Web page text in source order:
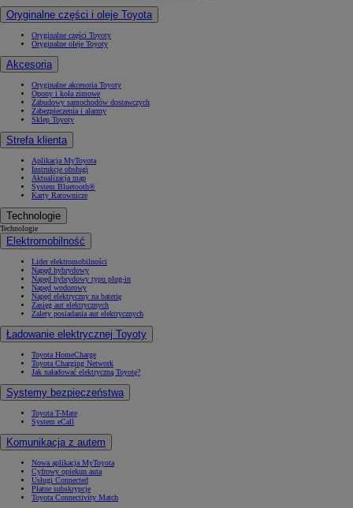
Oryginalne części i oleje Toyota
Oryginalne części Toyoty
Oryginalne oleje Toyoty
Akcesoria
Oryginalne akcesoria Toyoty
Opony i koła zimowe
Zabudowy samochodów dostawczych
Zabezpieczenia i alarmy
Sklep Toyoty
Strefa klienta
Aplikacja MyToyota
Instrukcje obsługi
Aktualizacja map
System Bluetooth®
Karty Ratownicze
Technologie
Technologie
Elektromobilność
Lider elektromobilności
Napęd hybrydowy
Napęd hybrydowy typu plug-in
Napęd wodorowy
Napęd elektryczny na baterię
Zasięg aut elektrycznych
Zalety posiadania aut elektrycznych
Ładowanie elektrycznej Toyoty
Toyota HomeCharge
Toyota Charging Network
Jak naładować elektryczną Toyotę?
Systemy bezpieczeństwa
Toyota T-Mate
System eCall
Komunikacja z autem
Nowa aplikacja MyToyota
Cyfrowy opiekun auta
Usługi Connected
Płatne subskrypcje
Toyota Connectivity Match